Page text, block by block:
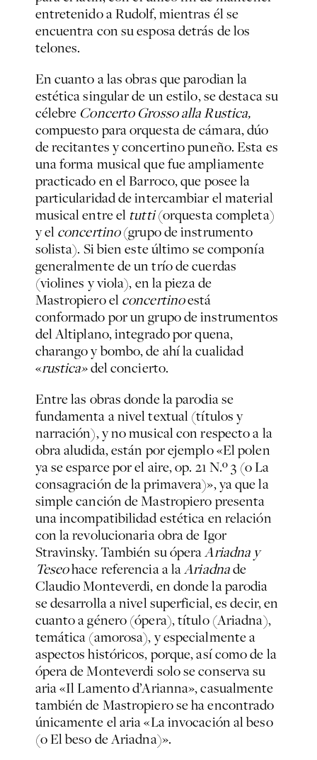
entretenido a Rudolf, mientras él se
encuentra con su esposa detrás de los
telones.
En cuanto a las obras que parodian la
estética singular de un estilo, se destaca su
célebre Concerto Grosso alla Rustica,
compuesto para orquesta de cámara, dúo
de recitantes y concertino puneño. Esta es
una forma musical que fue ampliamente
practicado en el Barroco, que posee la
particularidad de intercambiar el material
musical entre el tutti(orquesta completa)
y elconcertino(grupo de instrumento
solista). Si bien este último se componía
generalmente de un trío de cuerdas
(violines y viola), en la pieza de
Mastropiero elconcertinoestá
conformado por un grupo de instrumentos
del Altiplano, integrado por quena,
charango y bombo, de ahí la cualidad
«rustica»del concierto.
Entre las obras donde la parodia se
fundamenta a nivel textual (títulos y
narración), y no musical con respecto a la
obra aludida, están por ejemplo «El polen
ya se esparce por el aire, op. 21 N.º 3 (o La
consagración de la primavera)», ya que la
simple canción de Mastropiero presenta
una incompatibilidad estética en relación
con la revolucionaria obra de Igor
Stravinsky. También su óperaAriadna y
Teseohace referencia a laAriadnade
Claudio Monteverdi, en donde la parodia
se desarrolla a nivel superficial, es decir, en
cuanto a género (ópera), título (Ariadna),
temática (amorosa), y especialmente a
aspectos históricos, porque, así como de la
ópera de Monteverdi solo se conserva su
aria «Il Lamento d’Arianna», casualmente
también de Mastropiero se ha encontrado
únicamente el aria «La invocación al beso
(o El beso de Ariadna)».